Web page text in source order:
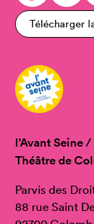
Télécharger
l’Avant Seine /
Théâtre de
Parvis des
88 rue Saint